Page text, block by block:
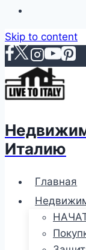
Skip to content
Италию
Главная